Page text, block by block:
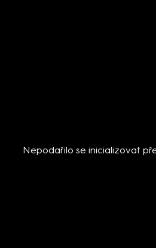
Nepodařilo se inicializovat